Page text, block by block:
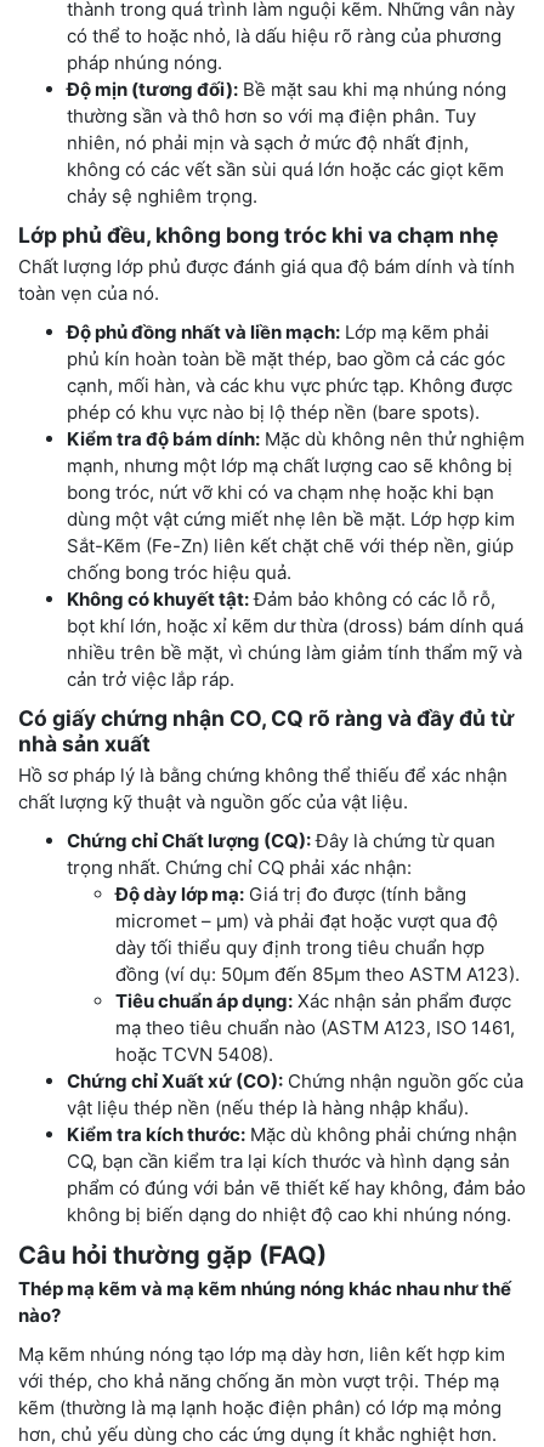
thành trong quá trình làm nguội kẽm. Những vân này
có thể to hoặc nhỏ, là dấu hiệu rõ ràng của phương
pháp nhúng nóng.
Độ mịn (tương đối): Bề mặt sau khi mạ nhúng nóng
thường sần và thô hơn so với mạ điện phân. Tuy
nhiên, nó phải mịn và sạch ở mức độ nhất định,
không có các vết sần sùi quá lớn hoặc các giọt kẽm
chảy sệ nghiêm trọng.
Lớp phủ đều, không bong tróc khi va chạm nhẹ
Chất lượng lớp phủ được đánh giá qua độ bám dính và tính
toàn vẹn của nó.
Độ phủ đồng nhất và liền mạch: Lớp mạ kẽm phải
phủ kín hoàn toàn bề mặt thép, bao gồm cả các góc
cạnh, mối hàn, và các khu vực phức tạp. Không được
phép có khu vực nào bị lộ thép nền (bare spots).
Kiểm tra độ bám dính: Mặc dù không nên thử nghiệm
mạnh, nhưng một lớp mạ chất lượng cao sẽ không bị
bong tróc, nứt vỡ khi có va chạm nhẹ hoặc khi bạn
dùng một vật cứng miết nhẹ lên bề mặt. Lớp hợp kim
Sắt-Kẽm (Fe-Zn) liên kết chặt chẽ với thép nền, giúp
chống bong tróc hiệu quả.
Không có khuyết tật:Đảm bảo không có các lỗ rỗ,
bọt khí lớn, hoặc xỉ kẽm dư thừa (dross) bám dính quá
nhiều trên bề mặt, vì chúng làm giảm tính thẩm mỹ và
cản trở việc lắp ráp.
Có giấy chứng nhận CO, CQ rõ ràng và đầy đủ từ
nhà sản xuất
Hồ sơ pháp lý là bằng chứng không thể thiếu để xác nhận
chất lượng kỹ thuật và nguồn gốc của vật liệu.
Chứng chỉ Chất lượng (CQ):Đây là chứng từ quan
trọng nhất. Chứng chỉ CQ phải xác nhận:
Độ dày lớp mạ: Giá trị đo được (tính bằng
micromet – μm) và phải đạt hoặc vượt qua độ
dày tối thiểu quy định trong tiêu chuẩn hợp
đồng (ví dụ: 50μm đến 85μm theo ASTM A123).
Tiêu chuẩn áp dụng: Xác nhận sản phẩm được
mạ theo tiêu chuẩn nào (ASTM A123, ISO 1461,
hoặc TCVN 5408).
Chứng chỉ Xuất xứ (CO): Chứng nhận nguồn gốc của
vật liệu thép nền (nếu thép là hàng nhập khẩu).
Kiểm tra kích thước: Mặc dù không phải chứng nhận
CQ, bạn cần kiểm tra lại kích thước và hình dạng sản
phẩm có đúng với bản vẽ thiết kế hay không, đảm bảo
không bị biến dạng do nhiệt độ cao khi nhúng nóng.
Câu hỏi thường gặp (FAQ)
Thép mạ kẽm và mạ kẽm nhúng nóng khác nhau như thế
nào?
Mạ kẽm nhúng nóng tạo lớp mạ dày hơn, liên kết hợp kim
với thép, cho khả năng chống ăn mòn vượt trội. Thép mạ
kẽm (thường là mạ lạnh hoặc điện phân) có lớp mạ mỏng
hơn, chủ yếu dùng cho các ứng dụng ít khắc nghiệt hơn.